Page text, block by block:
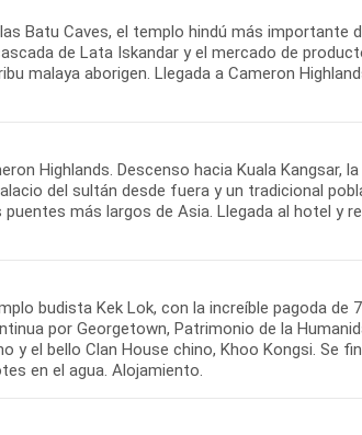
Batu Caves, el templo hindú más importante
de Lata Iskandar y el mercado de
malaya aborigen. Llegada a Cameron
Highlands. Descenso hacia Kuala Kangsar,
del sultán desde fuera y un tradicional
más largos de Asia. Llegada al hotel y
budista Kek Lok, con la increíble pagoda de
por Georgetown, Patrimonio de la
el bello Clan House chino, Khoo Kongsi. Se
en el agua. Alojamiento.